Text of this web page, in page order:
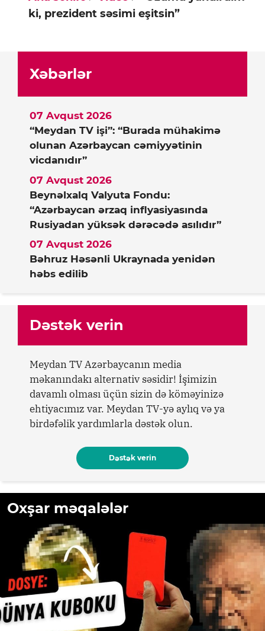
ki, prezident səsimi eşitsin”
Xəbərlər
“Meydan TV işi”: “Burada mühakimə
olunan Azərbaycan cəmiyyətinin
vicdanıdır”
07 Avqust 2026
Beynəlxalq Valyuta Fondu:
“Azərbaycan ərzaq inflyasiyasında
Rusiyadan yüksək dərəcədə asılıdır”
07 Avqust 2026
Bəhruz Həsənli Ukraynada yenidən
həbs edilib
07 Avqust 2026
Dəstək verin
Meydan TV Azərbaycanın media
məkanındakı alternativ səsidir! İşimizin
davamlı olması üçün sizin də köməyinizə
ehtiyacımız var. Meydan TV-yə aylıq və ya
birdəfəlik yardımlarla dəstək olun.
Dəstək verin
Oxşar məqalələr